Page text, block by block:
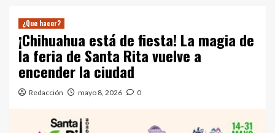
¿Que hacer?
¡Chihuahua está de fiesta! La magia de
la feria de Santa Rita vuelve a
encender la ciudad
Redacción mayo 8, 2026 0